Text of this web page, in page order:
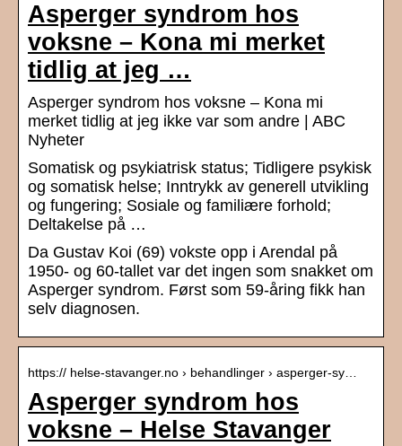
Asperger syndrom hos
voksne – Kona mi merket
tidlig at jeg …
Asperger syndrom hos voksne – Kona mi
merket tidlig at jeg ikke var som andre | ABC
Nyheter
Somatisk og psykiatrisk status; Tidligere psykisk
og somatisk helse; Inntrykk av generell utvikling
og fungering; Sosiale og familiære forhold;
Deltakelse på …
Da Gustav Koi (69) vokste opp i Arendal på
1950- og 60-tallet var det ingen som snakket om
Asperger syndrom. Først som 59-åring fikk han
selv diagnosen.
https:// helse-stavanger.no › behandlinger › asperger-sy…
Asperger syndrom hos
voksne – Helse Stavanger